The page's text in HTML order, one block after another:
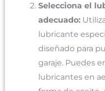
Selecciona el
adecuado:
lubricante
diseñado para
garaje. Puedes
lubricantes en